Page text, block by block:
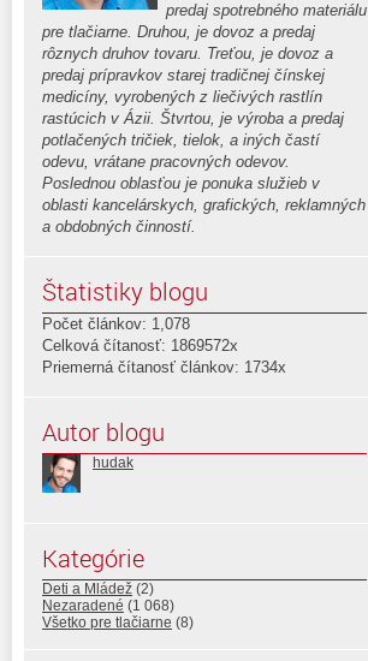
predaj spotrebného materiálu
pre tlačiarne. Druhou, je dovoz a predaj
rôznych druhov tovaru. Treťou, je dovoz a
predaj prípravkov starej tradičnej čínskej
medicíny, vyrobených z liečivých rastlín
rastúcich v Ázii. Štvrtou, je výroba a predaj
potlačených tričiek, tielok, a iných častí
odevu, vrátane pracovných odevov.
Poslednou oblasťou je ponuka služieb v
oblasti kancelárskych, grafických, reklamných
a obdobných činností.
Štatistiky blogu
Počet článkov: 1,078
Celková čítanosť: 1869572x
Priemerná čítanosť článkov: 1734x
Autor blogu
hudak
Kategórie
Deti a Mládež (2)
Nezaradené (1 068)
Všetko pre tlačiarne (8)